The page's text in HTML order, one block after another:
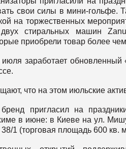
свои силы в мини-гольфе.
на торжественных
стиральных машин
приобрели товар более
июля заработает
что на этом июльские
бренд пригласил на
в июне: в Киеве на ул.
1 (торговая площадь 600 кв.